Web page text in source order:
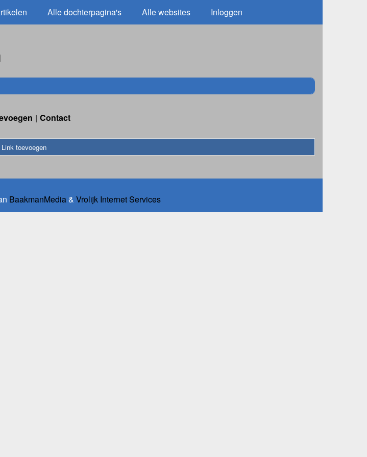
Alle dochterpagina's Alle websites Inloggen
Contact
Link toevoegen
BaakmanMedia& Vrolijk Internet Services